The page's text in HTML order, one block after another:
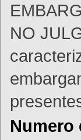
NO
Numero